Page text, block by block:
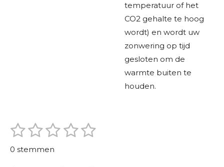
temperatuur of het
CO2 gehalte te hoog
wordt) en wordt uw
zonwering op tijd
gesloten om de
warmte buiten te
houden.
R
1
s
2
s
3
s
4 5
S
0 stemmen